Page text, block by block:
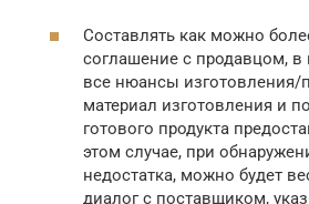
Составлять как можно
соглашение с продавцом, в
все нюансы изготовления/
материал изготовления и
готового продукта
этом случае, при
недостатка, можно будет
диалог с поставщиком,